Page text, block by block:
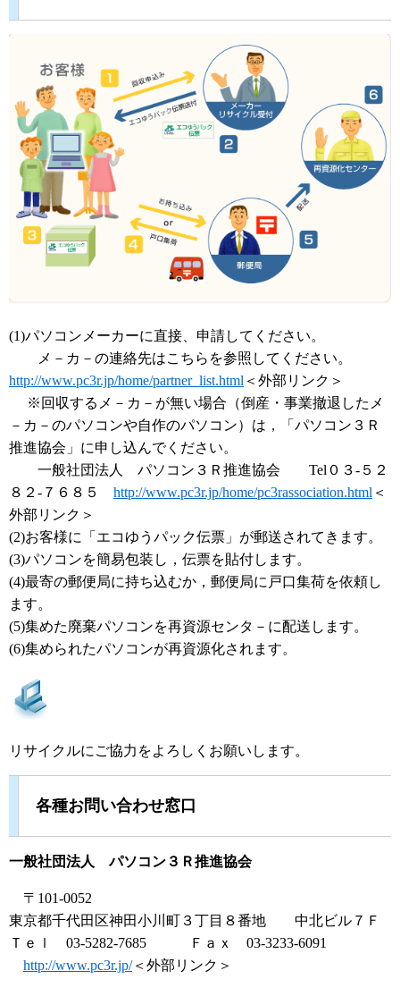
(1)パソコンメーカーに直接、申請してください。
メ－カ－の連絡先はこちらを参照してください。
http://www.pc3r.jp/home/partner_list.html ＜外部リンク＞
※回収するメ－カ－が無い場合（倒産・事業撤退したメ
－カ－のパソコンや自作のパソコン）は，「パソコン３Ｒ
推進協会」に申し込んでください。
一般社団法人 パソコン３Ｒ推進協会 Tel０３-５２
８２-７６８５ http://www.pc3r.jp/home/pc3rassociation.html ＜
外部リンク＞
(2)お客様に「エコゆうパック伝票」が郵送されてきます。
(3)パソコンを簡易包装し，伝票を貼付します。
(4)最寄の郵便局に持ち込むか，郵便局に戸口集荷を依頼し
ます。
(5)集めた廃棄パソコンを再資源センタ－に配送します。
(6)集められたパソコンが再資源化されます。
リサイクルにご協力をよろしくお願いします。
各種お問い合わせ窓口
一般社団法人 パソコン３Ｒ推進協会
〒101-0052
東京都千代田区神田小川町３丁目８番地 中北ビル７Ｆ
Ｔｅｌ 03-5282-7685 Ｆａｘ 03-3233-6091
http://www.pc3r.jp/＜外部リンク＞